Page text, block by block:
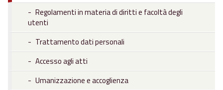
Regolamenti in materia di diritti e facoltà degli
utenti
Trattamento dati personali
Accesso agli atti
Umanizzazione e accoglienza